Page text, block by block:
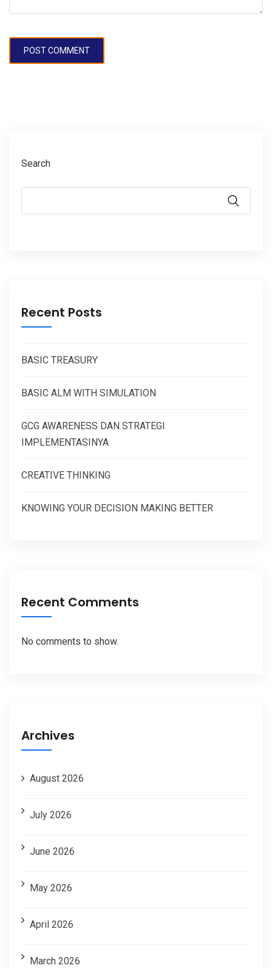
Search
Recent Posts
BASIC TREASURY
BASIC ALM WITH SIMULATION
GCG AWARENESS DAN STRATEGI
IMPLEMENTASINYA
CREATIVE THINKING
KNOWING YOUR DECISION MAKING BETTER
Recent Comments
No comments to show.
Archives
August 2026
July 2026
June 2026
May 2026
April 2026
March 2026